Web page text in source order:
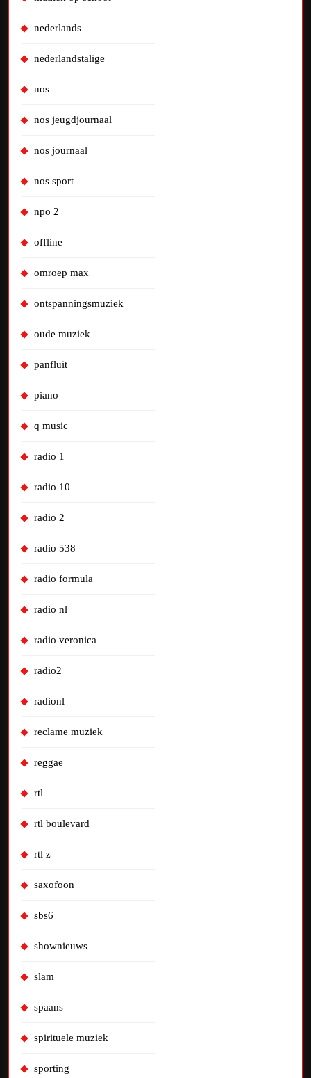
nederlands
nederlandstalige
nos
nos jeugdjournaal
nos journaal
nos sport
npo 2
offline
omroep max
ontspanningsmuziek
oude muziek
panfluit
piano
q music
radio 1
radio 10
radio 2
radio 538
radio formula
radio nl
radio veronica
radio2
radionl
reclame muziek
reggae
rtl
rtl boulevard
rtl z
saxofoon
sbs6
shownieuws
slam
spaans
spirituele muziek
sporting